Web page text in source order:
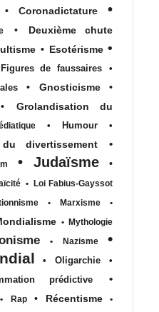
• Coronadictature
•
•
Deuxième chute
• Esotérisme •
Figures de faussaires
•
• Gnosticisme
•
•
Grolandisation du
• Humour
•
divertissement
•
• Judaïsme
•
• Loi Fabius-Gayssot
• Marxisme
•
• Mythologie
• Nazisme
•
• Oligarchie
•
prédictive
•
• Rap • Récentisme
•